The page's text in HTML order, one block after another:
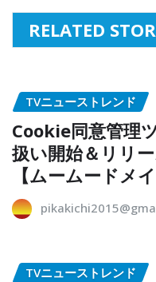
RELATED
TVニューストレンド
Cookie同意管理
扱い開始＆リリ
【ムームードメイ
TVニューストレンド